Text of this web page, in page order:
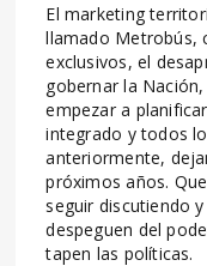
El marketing
llamado Metrobús,
exclusivos, el
gobernar la
empezar a
integrado y todos
anteriormente,
próximos años.
seguir discutiendo
despeguen del
tapen las políticas.